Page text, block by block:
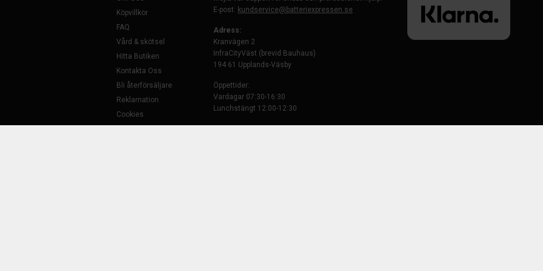
Köpvillkor
FAQ
Vård & skötsel
Hitta Butiken
Kontakta Oss
Bli återförsäljare
Reklamation
Cookies
E-post: kundservice@batteriexpressen.se
Adress:
Kranvägen 2
InfraCityVäst (brevid Bauhaus)
194 61 Upplands-Väsby
Öppettider:
Vardagar 07:30-16:30
Lunchstängt 12:00-12:30